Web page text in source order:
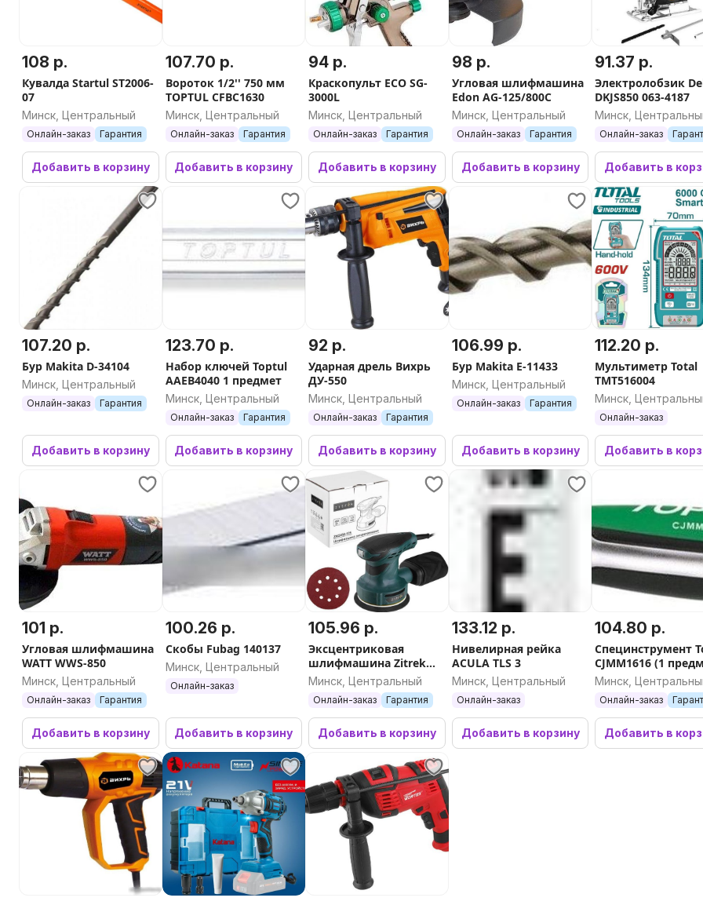
108 р.
Кувалда Startul ST2006-
07
Минск, Центральный
Онлайн-заказ Гарантия
Добавить в корзину
107.70 р.
Вороток 1/2'' 750 мм
TOPTUL CFBC1630
Минск, Центральный
Онлайн-заказ Гарантия
Добавить в корзину
94 р.
Краскопульт ECO SG-
3000L
Минск, Центральный
Онлайн-заказ Гарантия
Добавить в корзину
98 р.
Угловая шлифмашина
Edon AG-125/800C
Минск, Центральный
Онлайн-заказ Гарантия
Добавить в корзину
91.37 р.
Электролобзик
DKJS850 063-4187
Минск,
Онлайн-заказ
Добавить в
107.20 р.
Бур Makita D-34104
Минск, Центральный
Онлайн-заказ Гарантия
Добавить в корзину
123.70 р.
Набор ключей Toptul
AAEB4040 1 предмет
Минск, Центральный
Онлайн-заказ Гарантия
Добавить в корзину
92 р.
Ударная дрель Вихрь
ДУ-550
Минск, Центральный
Онлайн-заказ Гарантия
Добавить в корзину
106.99 р.
Бур Makita E-11433
Минск, Центральный
Онлайн-заказ Гарантия
Добавить в корзину
112.20 р.
Мультиметр Total
TMT516004
Минск,
Онлайн-заказ
Добавить в
101 р.
Угловая шлифмашина
WATT WWS-850
Минск, Центральный
Онлайн-заказ Гарантия
Добавить в корзину
100.26 р.
Скобы Fubag 140137
Минск, Центральный
Онлайн-заказ
Добавить в корзину
105.96 р.
Эксцентриковая
шлифмашина Zitrek
ZKG450-125 085-1050
Минск, Центральный
Онлайн-заказ Гарантия
Добавить в корзину
133.12 р.
Нивелирная рейка
ACULA TLS 3
Минск, Центральный
Онлайн-заказ
Добавить в корзину
104.80 р.
Специнструмент
CJMM1616 (1
Минск,
Онлайн-заказ
Добавить в